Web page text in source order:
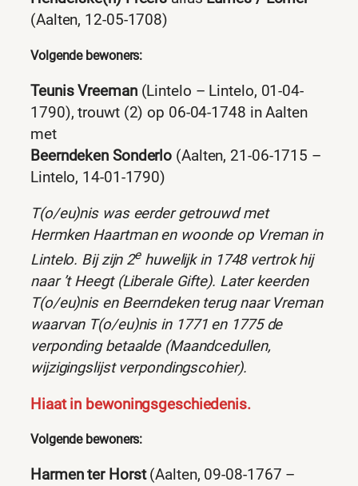
(Aalten, 12-05-1708)
Volgende bewoners:
Teunis Vreeman(Lintelo – Lintelo, 01-04-
1790), trouwt (2) op 06-04-1748 in Aalten
met
Beerndeken Sonderlo (Aalten, 21-06-1715 –
Lintelo, 14-01-1790)
T(o/eu)nis was eerder getrouwd met
Hermken Haartman en woonde op Vreman in
Lintelo. Bij zijn 2ehuwelijk in 1748 vertrok hij
naar ’t Heegt (Liberale Gifte). Later keerden
T(o/eu)nis en Beerndeken terug naar Vreman
waarvan T(o/eu)nis in 1771 en 1775 de
verponding betaalde (Maandcedullen,
wijzigingslijst verpondingscohier).
Hiaat in bewoningsgeschiedenis.
Volgende bewoners:
Harmen ter Horst(Aalten, 09-08-1767 –